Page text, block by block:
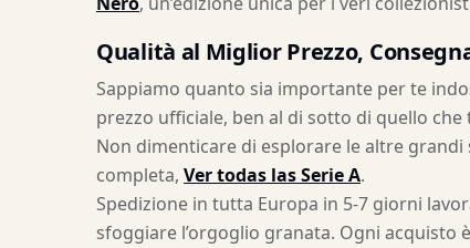
Qualità al Miglior Prezzo,
Sappiamo quanto sia importante per te
prezzo ufficiale, ben al di sotto di quello
Non dimenticare di esplorare le altre grandi
completa, Ver todas las Serie A.
Spedizione in tutta Europa in 5-7 giorni
sfoggiare l’orgoglio granata. Ogni acquisto